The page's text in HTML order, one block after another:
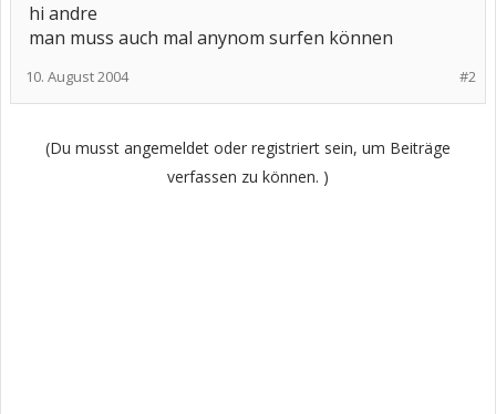
Free
hi andre
man muss auch mal anynom surfen können
#2
10. August 2004
(Du musst angemeldet oder registriert sein, um Beiträge
verfassen zu können. )